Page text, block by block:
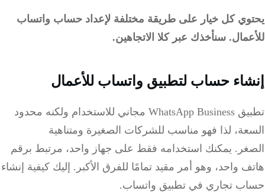
كل خيار على طريقة مختلفة لإعداد حساب واتساب
سنأخذك عبر كلا الاتجاهين.
حساب لتطبيق واتساب للأعمال
تطبيق WhatsApp Business مجاني للاستخدام ولكنه محدود
لذا فهو مناسب للشركات الصغيرة ومتناهية
يمكنك استخدامه فقط على جهاز واحد، مرتبط برقم
واحد، وهو أمر مقيد تمامًا للفرق الأكبر. إليك كيفية إنشاء
تجاري في تطبيق واتساب.